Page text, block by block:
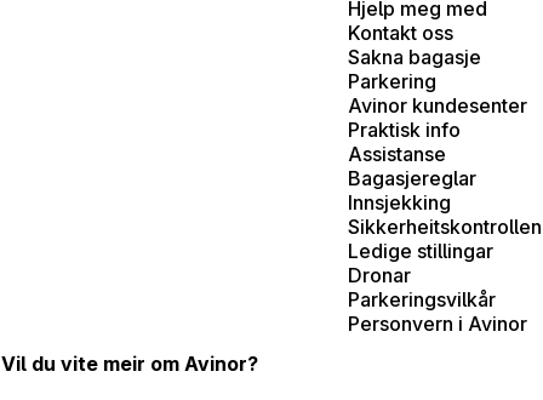
Hjelp meg med
Kontakt oss
Sakna bagasje
Parkering
Avinor kundesenter
Praktisk info
Assistanse
Bagasjereglar
Innsjekking
Sikkerheitskontrollen
Ledige stillingar
Dronar
Parkeringsvilkår
Personvern i Avinor
Vil du vite meir om Avinor?